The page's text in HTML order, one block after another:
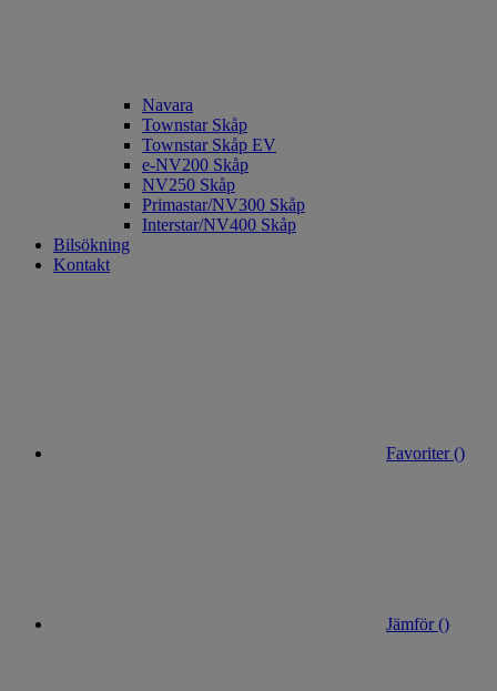
Navara
Townstar Skåp
Townstar Skåp EV
e-NV200 Skåp
NV250 Skåp
Primastar/NV300 Skåp
Interstar/NV400 Skåp
Bilsökning
Kontakt
Favoriter ()
Jämför ()